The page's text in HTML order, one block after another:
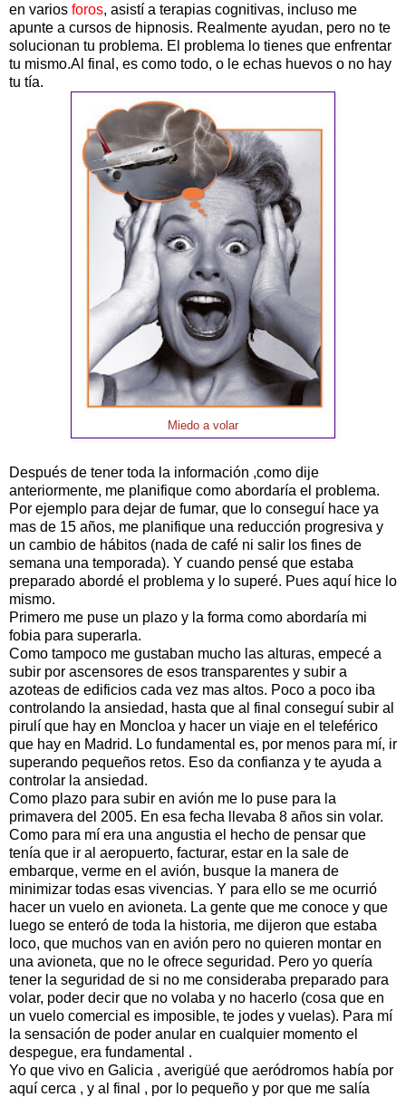
en varios foros, asistí a terapias cognitivas, incluso me
apunte a cursos de hipnosis. Realmente ayudan, pero no te
solucionan tu problema. El problema lo tienes que enfrentar
tu mismo.Al final, es como todo, o le echas huevos o no hay
tu tía.
Miedo a volar
Después de tener toda la información ,como dije
anteriormente, me planifique como abordaría el problema.
Por ejemplo para dejar de fumar, que lo conseguí hace ya
mas de 15 años, me planifique una reducción progresiva y
un cambio de hábitos (nada de café ni salir los fines de
semana una temporada). Y cuando pensé que estaba
preparado abordé el problema y lo superé. Pues aquí hice lo
mismo.
Primero me puse un plazo y la forma como abordaría mi
fobia para superarla.
Como tampoco me gustaban mucho las alturas, empecé a
subir por ascensores de esos transparentes y subir a
azoteas de edificios cada vez mas altos. Poco a poco iba
controlando la ansiedad, hasta que al final conseguí subir al
pirulí que hay en Moncloa y hacer un viaje en el teleférico
que hay en Madrid. Lo fundamental es, por menos para mí, ir
superando pequeños retos. Eso da confianza y te ayuda a
controlar la ansiedad.
Como plazo para subir en avión me lo puse para la
primavera del 2005. En esa fecha llevaba 8 años sin volar.
Como para mí era una angustia el hecho de pensar que
tenía que ir al aeropuerto, facturar, estar en la sale de
embarque, verme en el avión, busque la manera de
minimizar todas esas vivencias. Y para ello se me ocurrió
hacer un vuelo en avioneta. La gente que me conoce y que
luego se enteró de toda la historia, me dijeron que estaba
loco, que muchos van en avión pero no quieren montar en
una avioneta, que no le ofrece seguridad. Pero yo quería
tener la seguridad de si no me consideraba preparado para
volar, poder decir que no volaba y no hacerlo (cosa que en
un vuelo comercial es imposible, te jodes y vuelas). Para mí
la sensación de poder anular en cualquier momento el
despegue, era fundamental .
Yo que vivo en Galicia , averigüé que aeródromos había por
aquí cerca , y al final , por lo pequeño y por que me salía